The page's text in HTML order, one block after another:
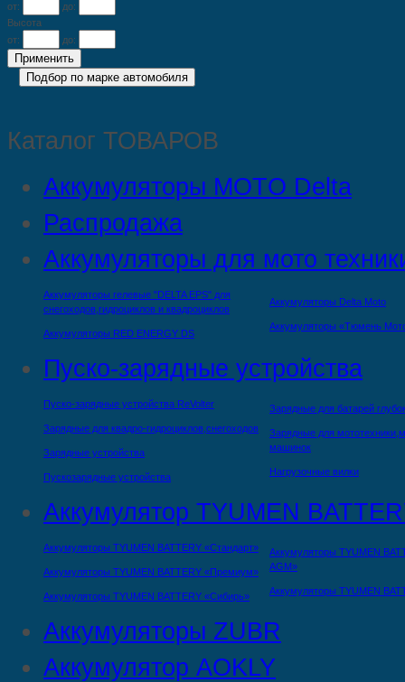
от:
до:
Высота
от:
до:
Каталог ТОВАРОВ
Аккумуляторы MOTO Delta
Распродажа
Аккумуляторы для мото
Аккумуляторы гелевые "DELTA EPS" для
снегоходов,гидроциклов и квадроциклов
Аккумуляторы RED ENERGY DS
Аккумуляторы Delta Moto
Аккумуляторы «Тюмень
Пуско-зарядные устройства
Пуско-зарядные устройства ReVolter
Зарядные для квадро-гидроциклов,снегоходов
Зарядные устройства
Пускозарядные устройства
Зарядные для батарей
Зарядные для
машинок
Нагрузочные вилки
Аккумулятор TYUMEN
Аккумуляторы TYUMEN BATTERY «Стандарт»
Аккумуляторы TYUMEN BATTERY «Премиум»
Аккумуляторы TYUMEN BATTERY «Сибирь»
Аккумуляторы TYUMEN
AGM»
Аккумуляторы TYUMEN
Аккумуляторы ZUBR
Аккумулятор AOKLY